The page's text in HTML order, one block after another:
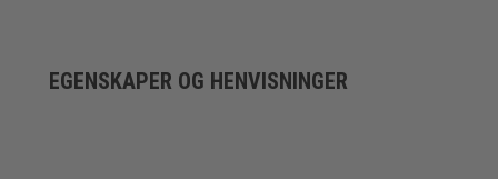
EGENSKAPER OG HENVISNINGER